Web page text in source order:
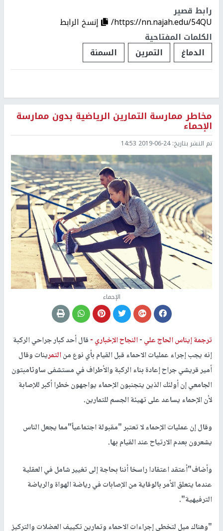
رابط قصير
https://nn.najah.edu/54QU/
إنسخ الرابط
الكلمات المفتاحية
الدماغ
التمرين السمنة
مخاطر ممارسة التمارين الرياضية بدون ممارسة
الإحماء
تم النشر بتاريخ:2019-06-24 14:53
الإحماء
ترجمة إيناس الحاج علي-النجاح الإخباري -قال أحد كبار جراحي الركبة
إنه يجب إجراء عمليات الاحماء قبل القيام بأي نوع منالتمرينات وقال
أمير قريشي جراح إعادة بناء الركبة والأطراف في مستشفى ساوثامبتون
الجامعي إن أولئك الذين يتجنبون الإحماء يواجهون خطرا أكبر للإصابة
لأن الإحماء يساعد على تهيئة الجسم للتمارين.
وقال إن عمليات الإحماء لا تعتبر "مقبولة اجتماعياً"مما يجعل الناس
يشعرون بعدم الارتياح عند القيام بها.
وأضاف"أعتقد اعتقادا راسخا أننا بحاجة إلى تغيير شامل في العقلية
عندما يتعلق الأمر بالوقاية من الإصابات في رياضة الهواة والرياضة
الترفيهية".
"وهناك ميل لتخطي إجراءات الاحماء وتمارين تكييف العضلات والتركيز